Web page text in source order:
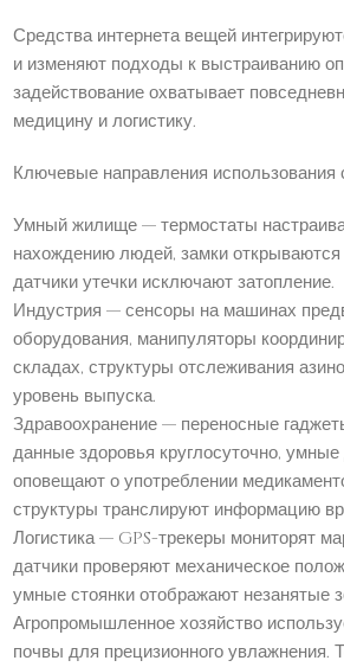
Средства интернета вещей
и изменяют подходы к выстраиванию
задействование охватывает
медицину и логистику.
Ключевые направления использования
Умный жилище — термостаты
нахождению людей, замки
датчики утечки исключают затопление.
Индустрия — сенсоры на машинах
оборудования, манипуляторы
складах, структуры отслеживания
уровень выпуска.
Здравоохранение — переносные
данные здоровья круглосуточно,
оповещают о употреблении
структуры транслируют информацию
Логистика — GPS-трекеры мониторят
датчики проверяют механическое
умные стоянки отображают незанятые
Агропромышленное хозяйство
почвы для прецизионного увлажнения.